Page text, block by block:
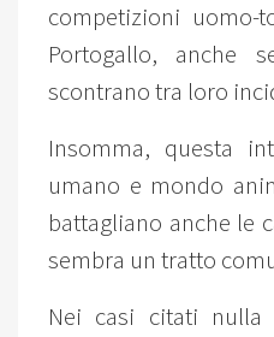
competizioni uomo-
Portogallo,
scontrano tra loro
Insomma, questa
umano e mondo
battagliano anche le
sembra un tratto
Nei casi citati